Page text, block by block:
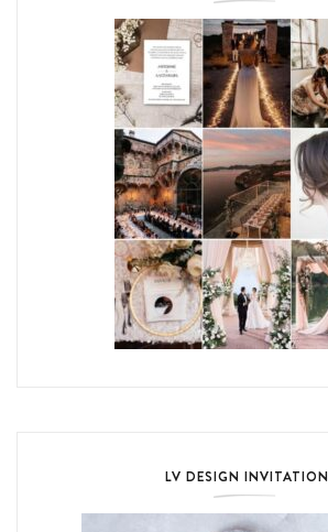
LV DESIGN INVITATION